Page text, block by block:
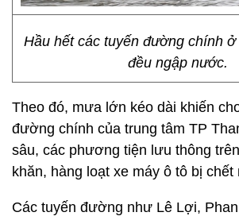
Hầu hết các tuyến đường chính
đều ngập nước.
Theo đó, mưa lớn kéo dài khiến
đường chính của trung tâm TP
sâu, các phương tiện lưu thông
khăn, hàng loạt xe máy ô tô bị chết
Các tuyến đường như Lê Lợi,